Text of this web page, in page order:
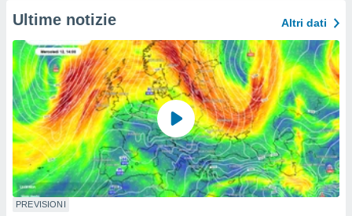
Ultime notizie Altri dati
PREVISIONI